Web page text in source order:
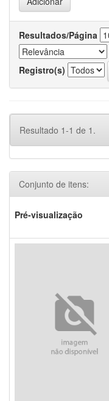
Resultados/Página
Registro(s)
Resultado 1-1 de 1.
Conjunto de itens:
Pré-visualização